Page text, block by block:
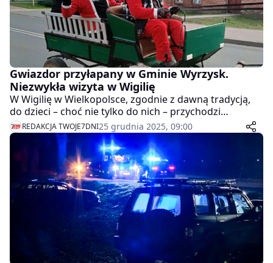
Gwiazdor przyłapany w Gminie Wyrzysk.
Niezwykła wizyta w Wigilię
W Wigilię w Wielkopolsce, zgodnie z dawną tradycją,
do dzieci – choć nie tylko do nich – przychodzi
Gwiazdor. To postać dobrze znana w naszym regionie,
budząca emocje, uśmiech i lekką nutę tajemnicy.
Zazwyczaj dzieci słyszą o nim z opowieści dorosłych,
czasem dostrzegają ślady jego wizyty, ale rzadko mają
okazję zobaczyć go na własne oczy. Tym razem było
inaczej.
REDAKCJA TWOJE7DNI25 grudnia 2025, 09:00